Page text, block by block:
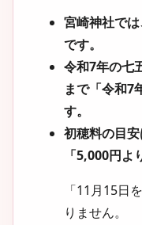
宮崎神社で
です。
令和7年の七
まで「令和7
す。
初穂料の目
「5,000円よ
「11月15日
りません。